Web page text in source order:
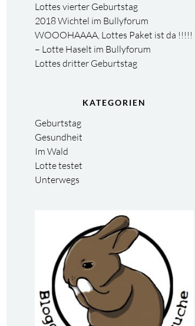
Lottes vierter Geburtstag
2018 Wichtel im Bullyforum
WOOOHAAAA, Lottes Paket ist da !!!!!
– Lotte Haselt im Bullyforum
Lottes dritter Geburtstag
KATEGORIEN
Geburtstag
Gesundheit
Im Wald
Lotte testet
Unterwegs